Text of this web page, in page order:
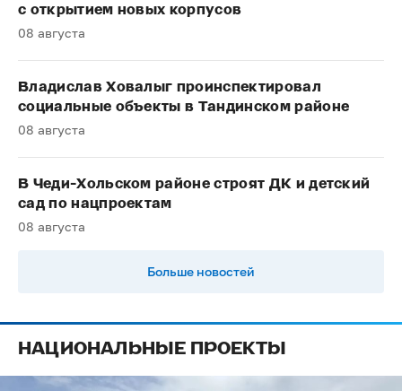
с открытием новых корпусов
08 августа
Владислав Ховалыг проинспектировал
социальные объекты в Тандинском районе
08 августа
В Чеди-Хольском районе строят ДК и детский
сад по нацпроектам
08 августа
Больше новостей
НАЦИОНАЛЬНЫЕ ПРОЕКТЫ